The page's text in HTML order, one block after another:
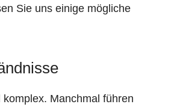
Sie uns einige mögliche
Manchmal führen